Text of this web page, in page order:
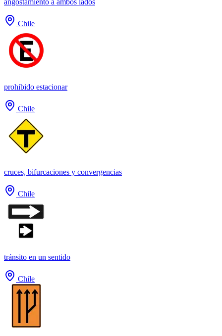
Chile
prohibido estacionar
Chile
cruces, bifurcaciones y convergencias
Chile
tránsito en un sentido
Chile